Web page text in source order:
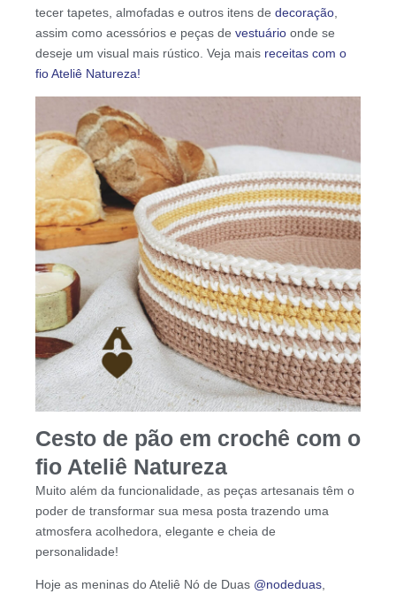
tecer tapetes, almofadas e outros itens de decoração
assim como acessórios e peças de vestuário onde se
deseje um visual mais rústico. Veja mais receitas com o
fio Ateliê Natureza!
Cesto de pão em crochê com o
fio Ateliê Natureza
Muito além da funcionalidade, as peças artesanais têm o
poder de transformar sua mesa posta trazendo uma
atmosfera acolhedora, elegante e cheia de
personalidade!
Hoje as meninas do Ateliê Nó de Duas @nodeduas